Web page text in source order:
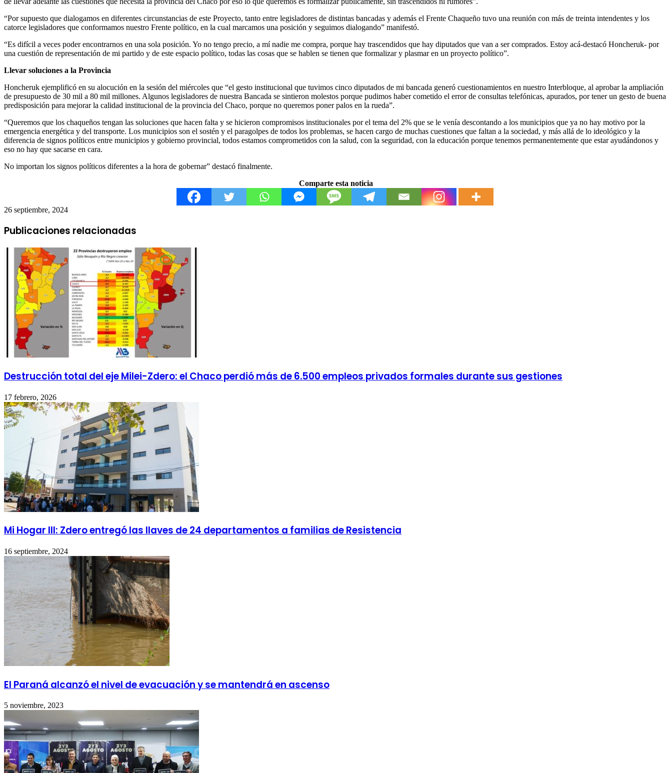
“Por supuesto que dialogamos en diferentes circunstancias de este Proyecto, tanto entre legisladores de distintas bancadas y además el Frente Chaqueño tuvo una reunión con más de treinta intendentes y los
catorce legisladores que conformamos nuestro Frente político, en la cual marcamos una posición y seguimos dialogando” manifestó.
“Es difícil a veces poder encontrarnos en una sola posición. Yo no tengo precio, a mí nadie me compra, porque hay trascendidos que hay diputados que van a ser comprados. Estoy acá-destacó Honcheruk- por
una cuestión de representación de mi partido y de este espacio político, todas las cosas que se hablen se tienen que formalizar y plasmar en un proyecto político”.
Llevar soluciones a la Provincia
Honcheruk ejemplificó en su alocución en la sesión del miércoles que “el gesto institucional que tuvimos cinco diputados de mi bancada generó cuestionamientos en nuestro Interbloque, al aprobar la ampliación
de presupuesto de 30 mil a 80 mil millones. Algunos legisladores de nuestra Bancada se sintieron molestos porque pudimos haber cometido el error de consultas telefónicas, apurados, por tener un gesto de buena
predisposición para mejorar la calidad institucional de la provincia del Chaco, porque no queremos poner palos en la rueda”.
“Queremos que los chaqueños tengan las soluciones que hacen falta y se hicieron compromisos institucionales por el tema del 2% que se le venía descontando a los municipios que ya no hay motivo por la
emergencia energética y del transporte. Los municipios son el sostén y el paragolpes de todos los problemas, se hacen cargo de muchas cuestiones que faltan a la sociedad, y más allá de lo ideológico y la
diferencia de signos políticos entre municipios y gobierno provincial, todos estamos comprometidos con la salud, con la seguridad, con la educación porque tenemos permanentemente que estar ayudándonos y
eso no hay que sacarse en cara.
No importan los signos políticos diferentes a la hora de gobernar” destacó finalmente.
Comparte esta noticia
26 septiembre, 2024
Publicaciones relacionadas
Destrucción total del eje Milei-Zdero: el Chaco perdió más de 6.500 empleos privados formales durante sus gestiones
17 febrero, 2026
Mi Hogar III: Zdero entregó las llaves de 24 departamentos a familias de Resistencia
16 septiembre, 2024
El Paraná alcanzó el nivel de evacuación y se mantendrá en ascenso
5 noviembre, 2023